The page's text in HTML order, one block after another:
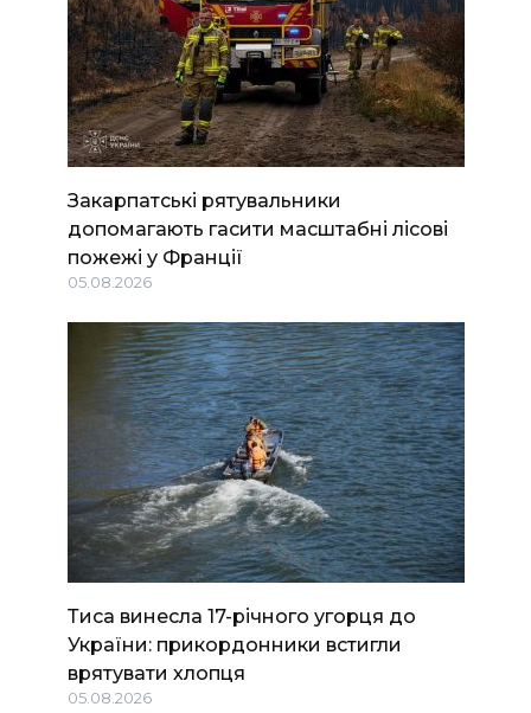
Закарпатські рятувальники
допомагають гасити масштабні лісові
пожежі у Франції
05.08.2026
Тиса винесла 17-річного угорця до
України: прикордонники встигли
врятувати хлопця
05.08.2026